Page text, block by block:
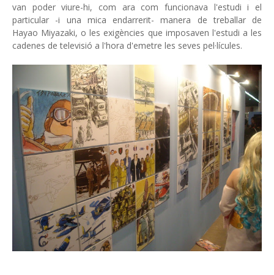
van poder viure-hi, com ara com funcionava l'estudi i el
particular -i una mica endarrerit- manera de treballar de
Hayao Miyazaki, o les exigències que imposaven l'estudi a les
cadenes de televisió a l'hora d'emetre les seves pel·lícules.